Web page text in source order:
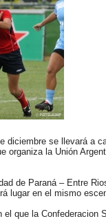
diciembre se llevará a
organiza la Unión
de Paraná – Entre
lugar en el mismo
que la Confederacion